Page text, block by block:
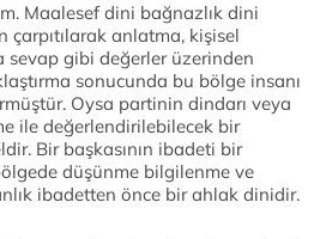
Maalesef dini bağnazlık dini
anlatma, kişisel
sevap gibi değerler üzerinden
sonucunda bu bölge insanı
Oysa partinin dindarı veya
ile değerlendirilebilecek bir
Bir başkasının ibadeti bir
düşünme bilgilenme ve
ibadetten önce bir ahlak dinidir.